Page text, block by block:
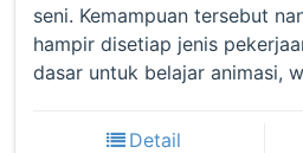
seni. Kemampuan tersebut
hampir disetiap jenis
dasar untuk belajar animasi,
Detail